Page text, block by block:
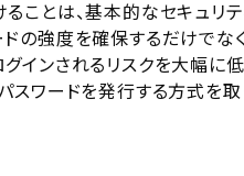
ことは、基本的なセキュリ
の強度を確保するだけでな
インされるリスクを大幅に
スワードを発行する方式を